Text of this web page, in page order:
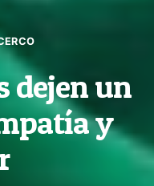
dejen un
y